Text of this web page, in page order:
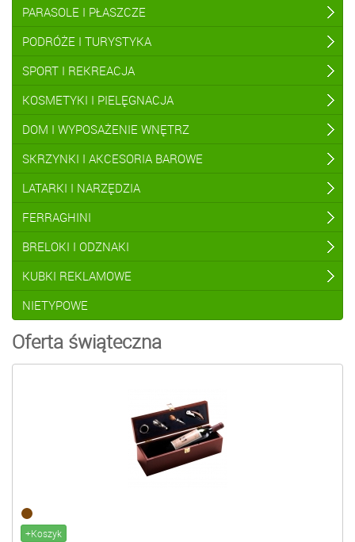
PARASOLE I PŁASZCZE
PODRÓŻE I TURYSTYKA
SPORT I REKREACJA
KOSMETYKI I PIELĘGNACJA
DOM I WYPOSAŻENIE WNĘTRZ
SKRZYNKI I AKCESORIA BAROWE
LATARKI I NARZĘDZIA
FERRAGHINI
BRELOKI I ODZNAKI
KUBKI REKLAMOWE
NIETYPOWE
Oferta świąteczna
+Koszyk